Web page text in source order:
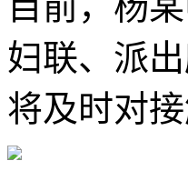
妇联、派
将及时对接